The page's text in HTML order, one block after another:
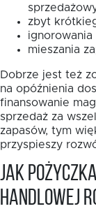
zbyt
ignorowania
mieszania
Dobrze jest też
na opóźnienia
finansowanie
sprzedaż za
zapasów, tym
przyspieszy
Jak
handlowej